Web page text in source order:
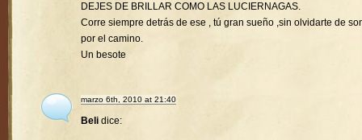
DEJES DE BRILLAR COMO LAS LUCIERNAGAS.
Corre siempre detrás de ese , tú gran sueño ,sin olvidarte de
por el camino.
Un besote
marzo 6th, 2010 at 21:40
Beli dice: